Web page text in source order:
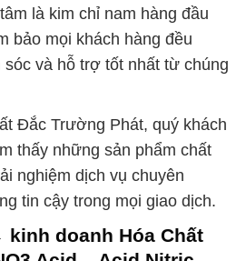
là kim chỉ nam hàng đầu
bảo mọi khách hàng đều
và hỗ trợ tốt nhất từ chúng
Đắc Trường Phát, quý khách
thấy những sản phẩm chất
nghiệm dịch vụ chuyên
tin cậy trong mọi giao dịch.
doanh Hóa Chất